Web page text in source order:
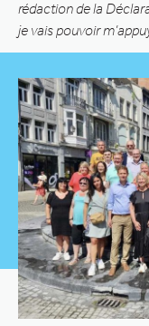
rédaction de la
je vais pouvoir